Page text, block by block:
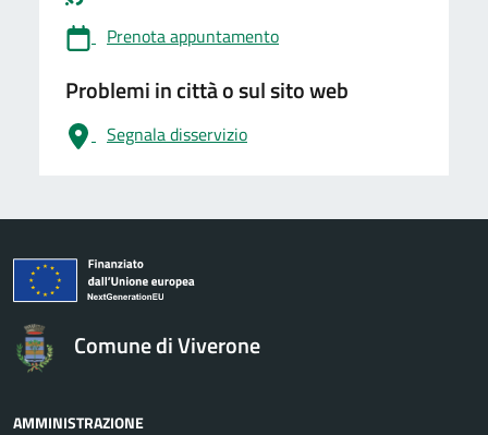
Prenota appuntamento
Problemi in città o sul sito web
Segnala disservizio
logo Unione Europea
Comune di Viverone
AMMINISTRAZIONE